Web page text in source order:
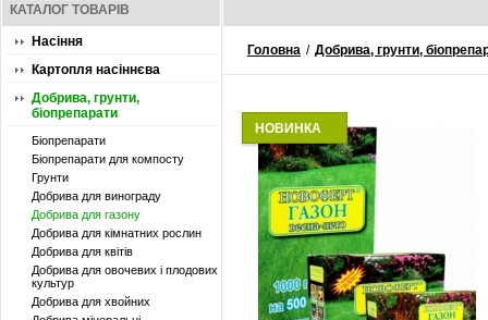
КАТАЛОГ ТОВАРІВ
Насіння
Картопля насіннєва
Добрива, грунти,
біопрепарати
Біопрепарати
Біопрепарати для компосту
Грунти
Добрива для винограду
Добрива для газону
Добрива для кімнатних рослин
Добрива для квітів
Добрива для овочевих і плодових
культур
Добрива для хвойних
Головна / Добрива, грунти,
НОВИНКА